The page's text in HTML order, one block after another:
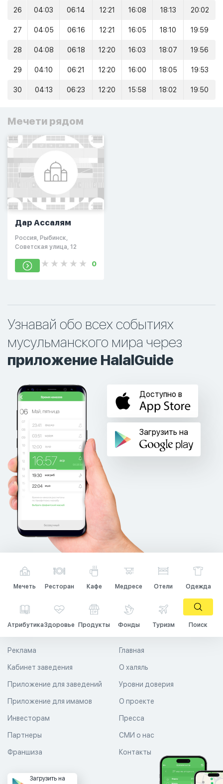
26 04:03 06:14 12:21 16:08 18:13 20:02
27 04:05 06:16 12:21 16:05 18:10 19:59
28 04:08 06:18 12:20 16:03 18:07 19:56
29 04:10 06:21 12:20 16:00 18:05 19:53
30 04:13 06:23 12:20 15:58 18:02 19:50
Мечети рядом
Дар Ассалям
Россия, Рыбинск,
Советская улица, 12
0
Узнавай обо всех событиях
мусульманского мира через
приложение HalalGuide
Доступно в
Загрузить на
Мечеть Ресторан Кафе Медресе Отели Одежда
АтрибутикаЗдоровье Продукты Фонды Туризм Поиск
Главная
О халяль
Уровни доверия
Реклама
Кабинет заведения
Приложение для заведений
Приложение для имамов О проекте
Пресса
СМИ о нас
Контакты
Инвесторам
Партнеры
Франшиза
Загрузить на